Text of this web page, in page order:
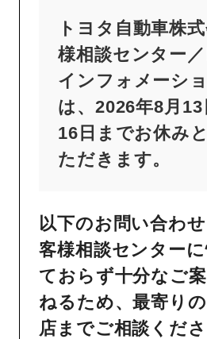
トヨタ自動車株
様相談センター
インフォメーシ
は、2026年8月13
16日までお休み
ただきます。
以下のお問い合わ
客様相談センター
ておらず十分なご
ねるため、最寄り
店までご相談くだ